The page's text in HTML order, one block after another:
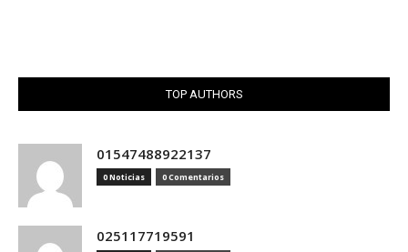
TOP AUTHORS
01547488922137
0 Noticias 0 Comentarios
025117719591